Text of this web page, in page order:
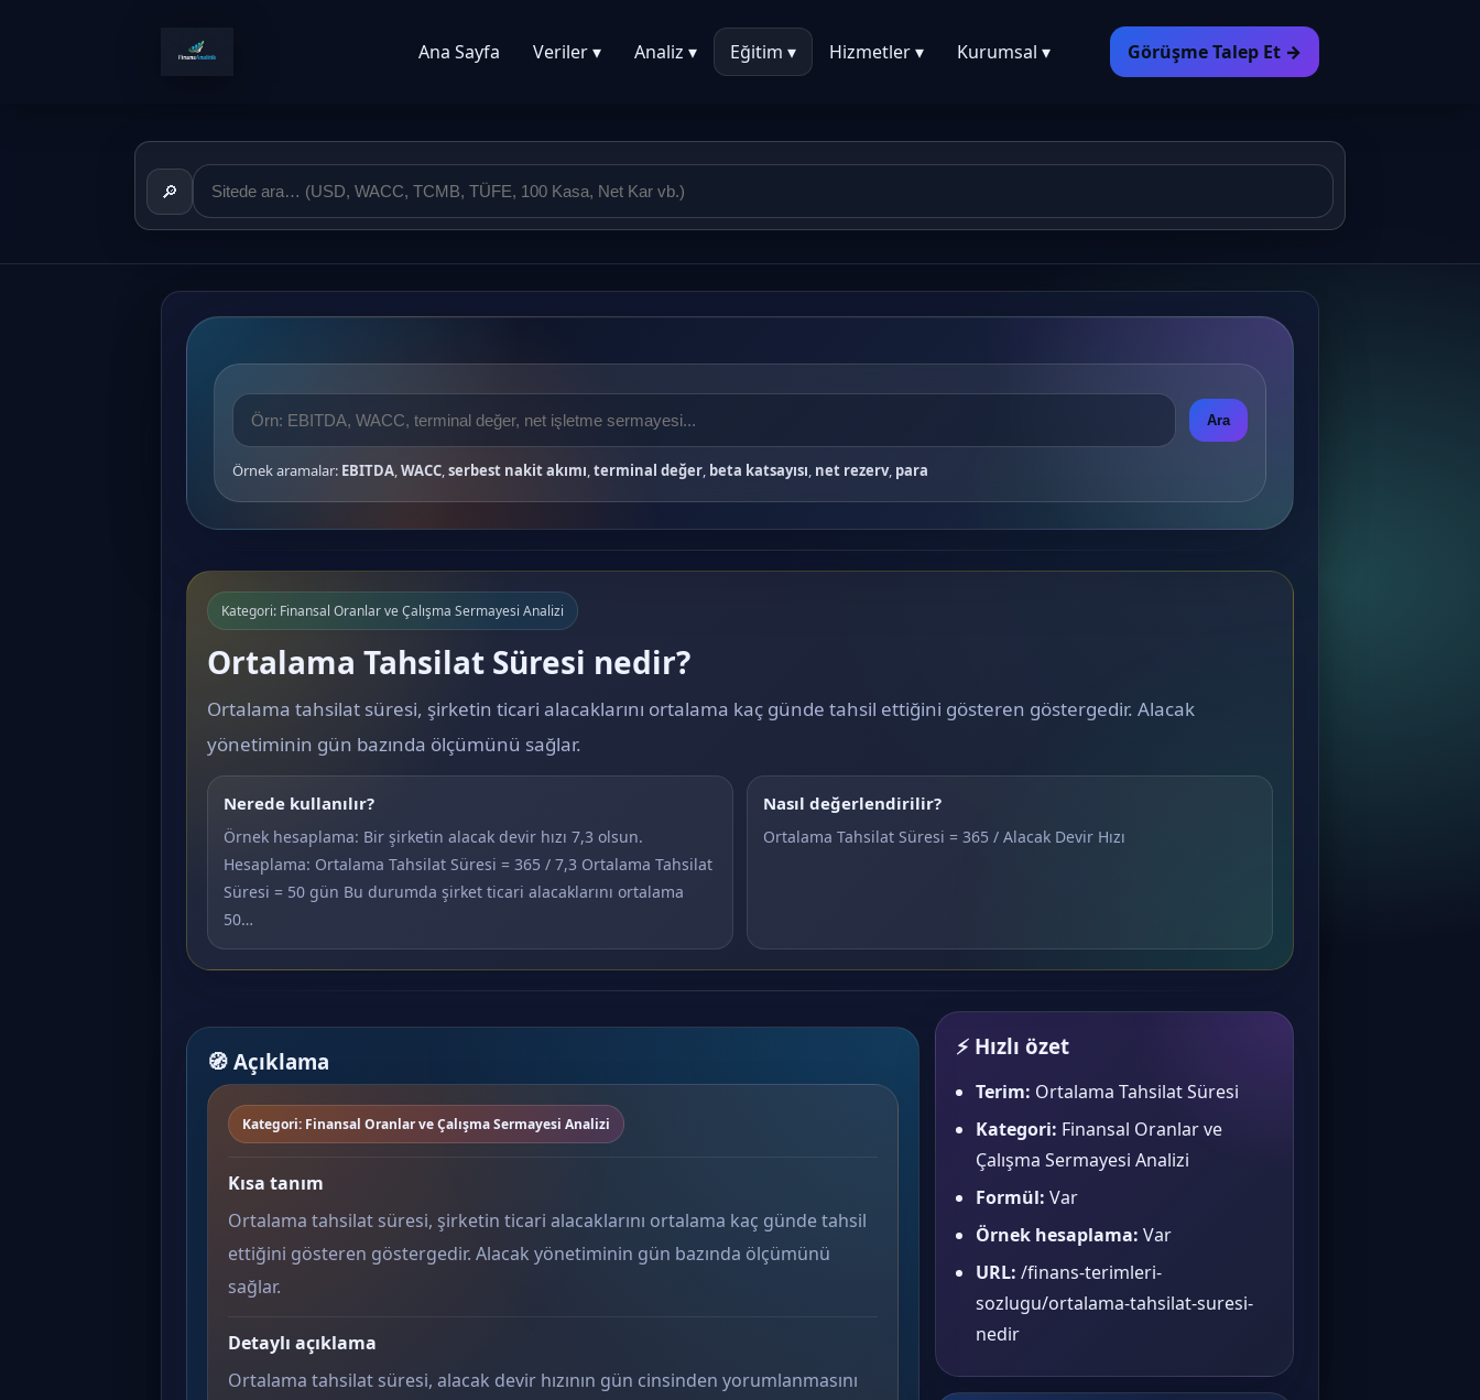
Ana Sayfa Veriler ▾ Analiz ▾ Eğitim ▾ Hizmetler ▾ Kurumsal ▾ Görüşme Talep Et →
🔎
Ara
Örnek aramalar: EBITDA,WACC,serbest nakit akımı,terminal değer, beta katsayısı, net rezerv, para
Kategori: Finansal Oranlar ve Çalışma Sermayesi Analizi
Ortalama Tahsilat Süresi nedir?
Ortalama tahsilat süresi, şirketin ticari alacaklarını ortalama kaç günde tahsil ettiğini gösteren göstergedir. Alacak
yönetiminin gün bazında ölçümünü sağlar.
Nerede kullanılır?
Örnek hesaplama: Bir şirketin alacak devir hızı 7,3 olsun.
Hesaplama: Ortalama Tahsilat Süresi = 365 / 7,3 Ortalama Tahsilat
Süresi = 50 gün Bu durumda şirket ticari alacaklarını ortalama
50…
Nasıl değerlendirilir?
Ortalama Tahsilat Süresi = 365 / Alacak Devir Hızı
🧭 Açıklama
Kategori: Finansal Oranlar ve Çalışma Sermayesi Analizi
Kısa tanım
Ortalama tahsilat süresi, şirketin ticari alacaklarını ortalama kaç günde tahsil
ettiğini gösteren göstergedir. Alacak yönetiminin gün bazında ölçümünü
sağlar.
Detaylı açıklama
Ortalama tahsilat süresi, alacak devir hızının gün cinsinden yorumlanmasını
⚡ Hızlı özet
Terim: Ortalama Tahsilat Süresi
Kategori: Finansal Oranlar ve
Çalışma Sermayesi Analizi
Formül: Var
Örnek hesaplama: Var
URL: /finans-terimleri-
sozlugu/ortalama-tahsilat-suresi-
nedir